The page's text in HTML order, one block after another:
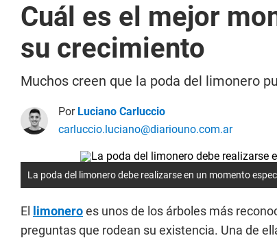
Cuál es el mejor
su crecimiento
Muchos creen que la poda del limonero
Por Luciano Carluccio
carluccio.luciano@diariouno.com.ar
La poda del limonero debe realizarse en un momento
El limoneroes unos de los árboles más
preguntas que rodean su existencia. Una de